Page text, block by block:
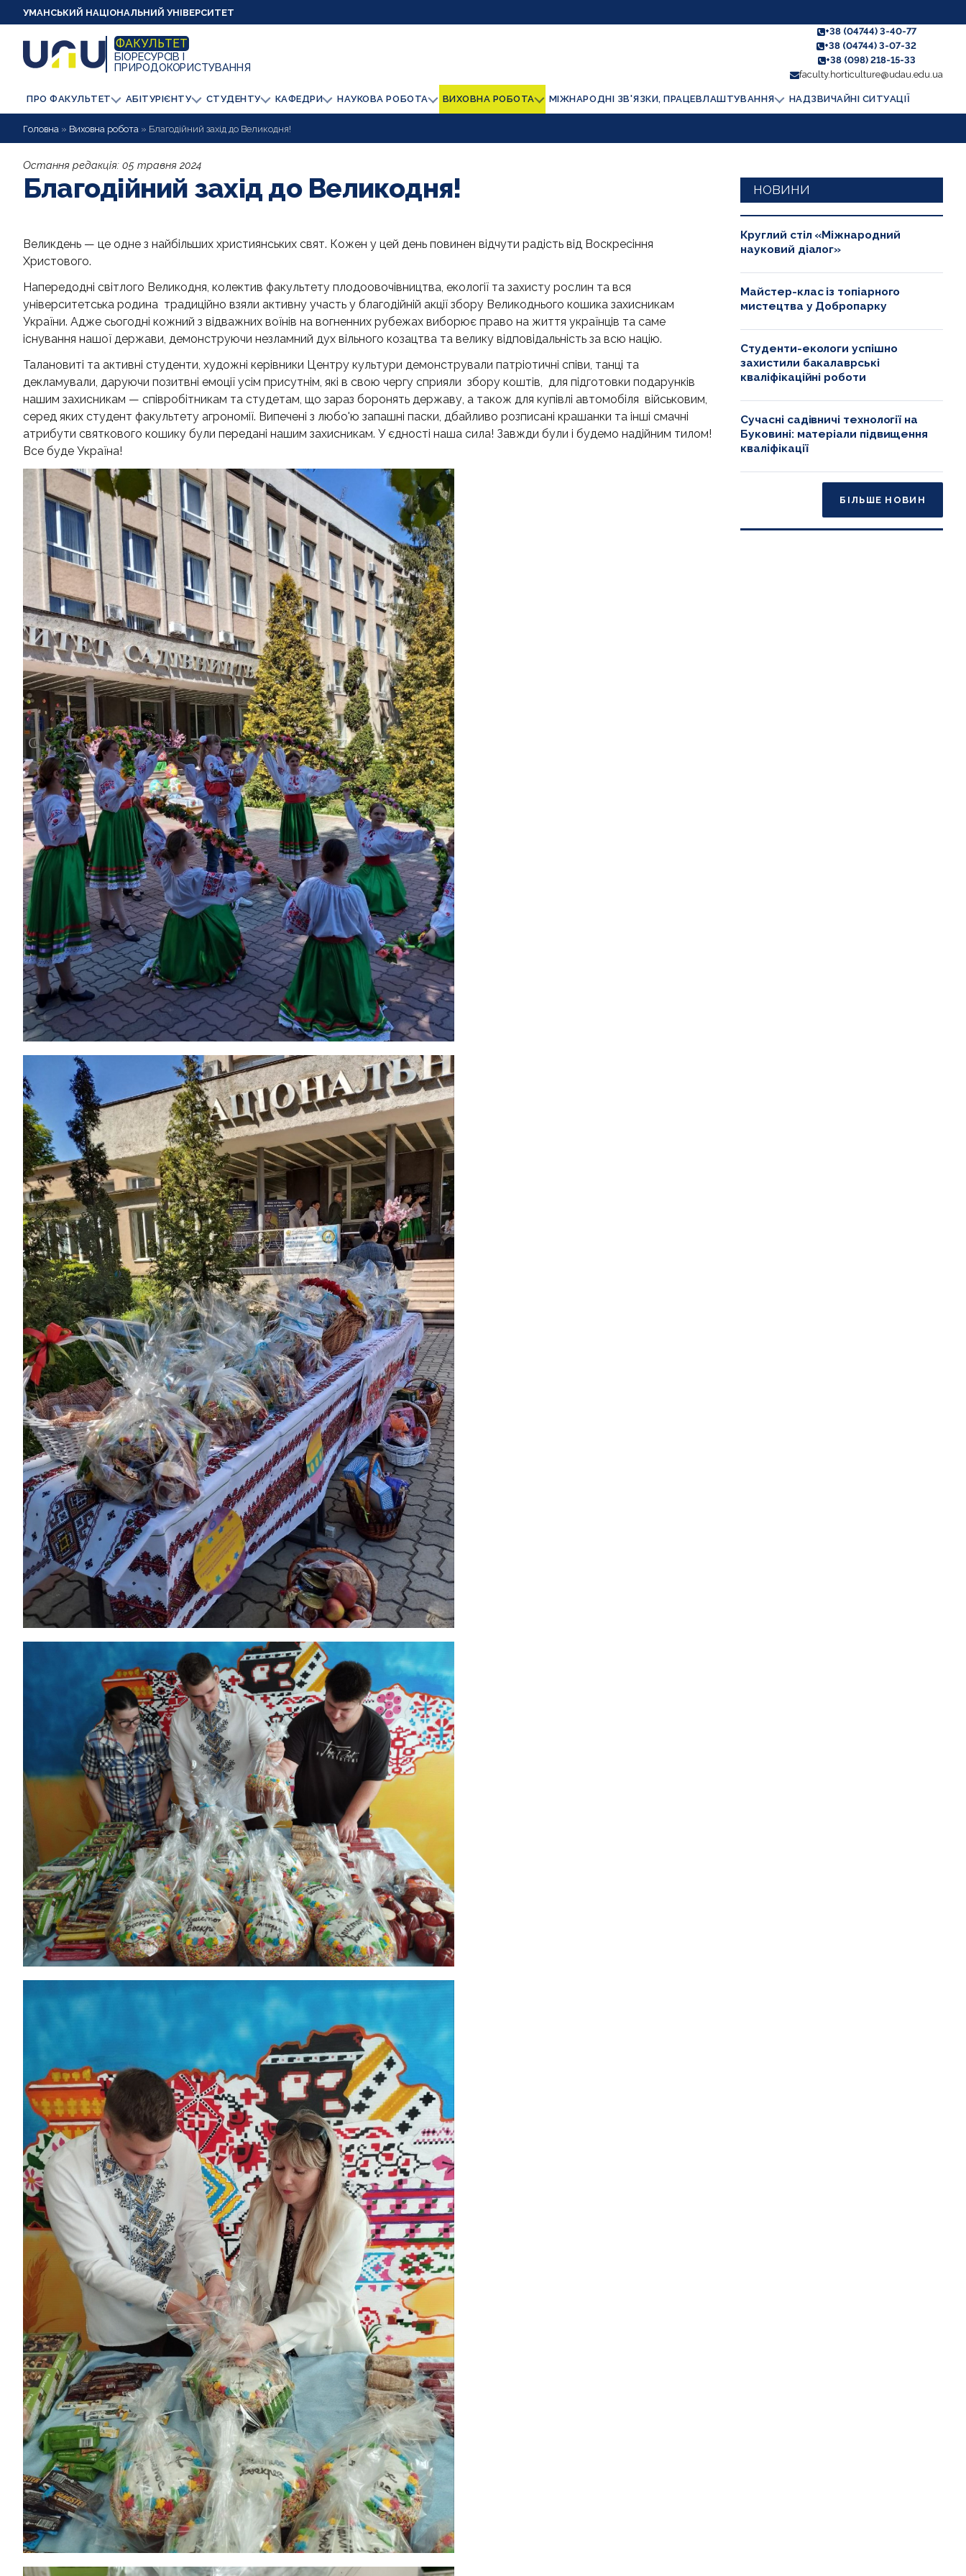
УМАНСЬКИЙ НАЦІОНАЛЬНИЙ УНІВЕРСИТЕТ
ФАКУЛЬТЕТ
БІОРЕСУРСІВ І
ПРИРОДОКОРИСТУВАННЯ
+38 (04744) 3-40-77
+38 (04744) 3-07-32
+38 (098) 218-15-33
faculty.horticulture@udau.edu.ua
ПРО ФАКУЛЬТЕТ АБІТУРІЄНТУ СТУДЕНТУ КАФЕДРИ НАУКОВА РОБОТА ВИХОВНА РОБОТА МІЖНАРОДНІ ЗВ'ЯЗКИ, ПРАЦЕВЛАШТУВАННЯ НАДЗВИЧАЙНІ СИТУАЦІЇ
Головна » Виховна робота » Благодійний захід до Великодня!
Остання редакція: 05 травня 2024
Благодійний захід до Великодня!
Великдень — це одне з найбільших християнських свят. Кожен у цей день повинен відчути радість від Воскресіння
Христового.
Напередодні світлого Великодня, колектив факультету плодоовочівництва, екології та захисту рослин та вся
університетська родина традиційно взяли активну участь у благодійній акції збору Великоднього кошика захисникам
України. Адже сьогодні кожний з відважних воїнів на вогненних рубежах виборює право на життя українців та саме
існування нашої держави, демонструючи незламний дух вільного козацтва та велику відповідальність за всю націю.
Талановиті та активні студенти, художні керівники Центру культури демонстрували патріотичні співи, танці та
декламували, даруючи позитвні емоції усім присутнім, які в свою чергу сприяли збору коштів, для підготовки подарунків
нашим захисникам — співробітникам та студетам, що зараз боронять державу, а також для купівлі автомобіля військовим,
серед яких студент факультету агрономії. Випечені з любо'ю запашні паски, дбайливо розписані крашанки та інші смачні
атрибути святкового кошику були передані нашим захисникам. У єдності наша сила! Завжди були і будемо надійним тилом!
Все буде Україна!
НОВИНИ
Круглий стіл «Міжнародний
науковий діалог»
Майстер-клас із топіарного
мистецтва у Добропарку
Студенти-екологи успішно
захистили бакалаврські
кваліфікаційні роботи
Сучасні садівничі технології на
Буковині: матеріали підвищення
кваліфікації
БІЛЬШЕ НОВИН